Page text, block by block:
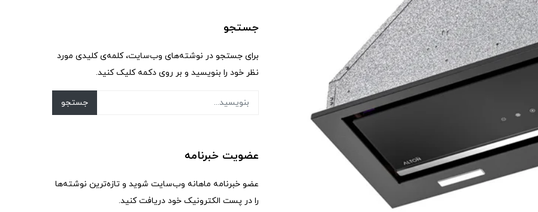
جستجو
برای جستجو در نوشته‌های وب‌سایت، کلمه‌ی کلیدی مورد
نظر خود را بنویسید و بر روی دکمه کلیک کنید.
جستجو
عضویت خبرنامه
عضو خبرنامه ماهانه وب‌سایت شوید و تازه‌ترین نوشته‌ها
را در پست الکترونیک خود دریافت کنید.